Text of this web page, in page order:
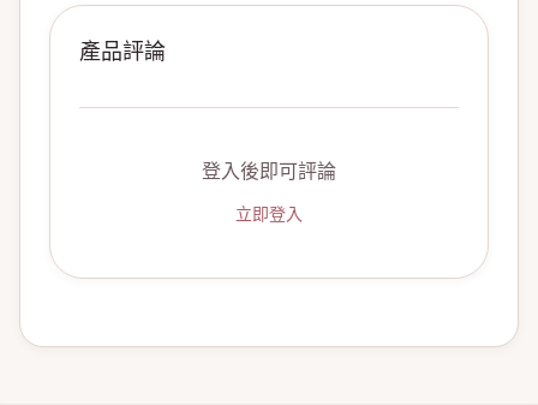
產品評論
登入後即可評論
立即登入